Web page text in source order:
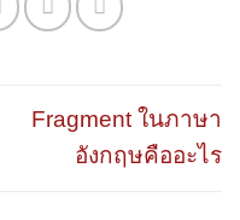
Fragment ในภาษา
อังกฤษคืออะไร